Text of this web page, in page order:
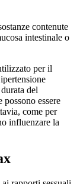
contenute
intestinale o
per il
del
essere
come per
influenzare la